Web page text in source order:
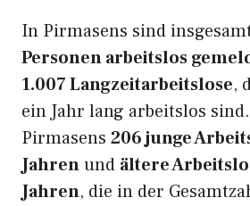
In Pirmasens sind
Personen arbeitslos
1.007 Langzeitarbeitslose,
ein Jahr lang arbeitslos
Pirmasens 206 junge
Jahrenund ältere
Jahren, die in der